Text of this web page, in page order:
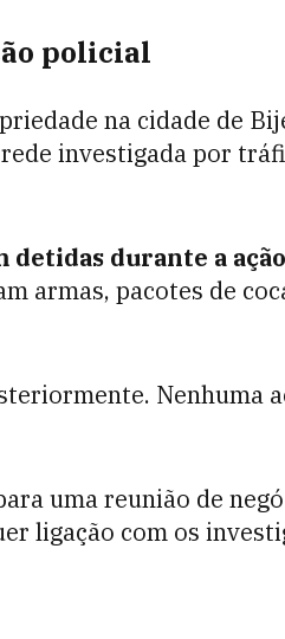
policial
na cidade de
investigada por
detidas durante a ação
armas, pacotes de
Nenhuma
uma reunião de
ligação com os